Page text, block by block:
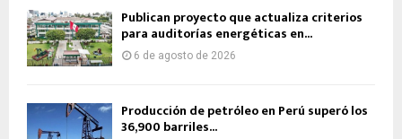
Publican proyecto que actualiza criterios
para auditorías energéticas en...
6 de agosto de 2026
Producción de petróleo en Perú superó los
36,900 barriles...